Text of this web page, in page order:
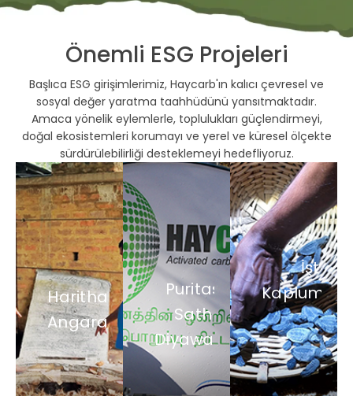
Önemli ESG Projeleri
Başlıca ESG girişimlerimiz, Haycarb'ın kalıcı çevresel ve
sosyal değer yaratma taahhüdünü yansıtmaktadır.
Amaca yönelik eylemlerle, toplulukları güçlendirmeyi,
doğal ekosistemleri korumayı ve yerel ve küresel ölçekte
sürdürülebilirliği desteklemeyi hedefliyoruz.
Haritha
Angara
Küçük
ölçekli
tedarikçileri
güçlendirirken
çevre
dostu
kömür
üretiminde
Puritas
Sath
Diyawara
Güvenli
içme
suyu
sağlayarak
ve
eğitimi
destekleyerek
İşte
Koruma,
yaşam
alanı
restorasyonu
ve
bilinçlendirme
girişimleri
yoluyla
deniz